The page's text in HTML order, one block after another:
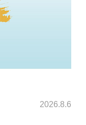
2026.8.6